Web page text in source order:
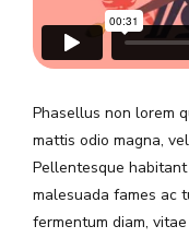
Phasellus non lorem
mattis odio magna,
Pellentesque
malesuada fames ac
fermentum diam,